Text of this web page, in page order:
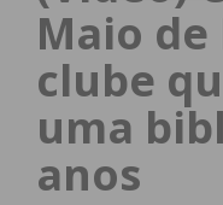
Maio de
clube
uma
anos